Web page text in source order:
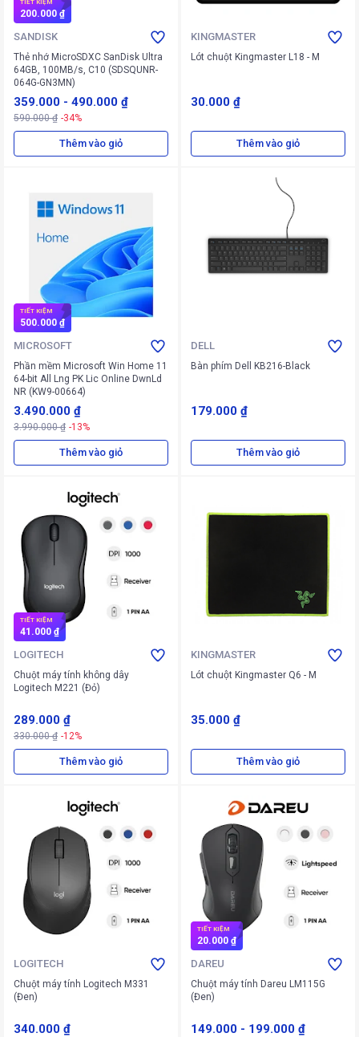
TIẾT KIỆM
200.000 ₫
SANDISK
Thẻ nhớ MicroSDXC SanDisk Ultra
64GB, 100MB/s, C10 (SDSQUNR-
064G-GN3MN)
359.000 - 490.000 ₫
590.000 ₫ -34%
Thêm vào giỏ
KINGMASTER
Lót chuột Kingmaster L18 - M
30.000 ₫
Thêm vào giỏ
TIẾT KIỆM
500.000 ₫
MICROSOFT
Phần mềm Microsoft Win Home 11
64-bit All Lng PK Lic Online DwnLd
NR (KW9-00664)
3.490.000 ₫
3.990.000 ₫ -13%
Thêm vào giỏ
DELL
Bàn phím Dell KB216-Black
179.000 ₫
Thêm vào giỏ
TIẾT KIỆM
41.000 ₫
LOGITECH
Chuột máy tính không dây
Logitech M221 (Đỏ)
289.000 ₫
330.000 ₫ -12%
Thêm vào giỏ
KINGMASTER
Lót chuột Kingmaster Q6 - M
35.000 ₫
Thêm vào giỏ
LOGITECH
Chuột máy tính Logitech M331
(Đen)
340.000 ₫
TIẾT KIỆM
20.000 ₫
DAREU
Chuột máy tính Dareu LM115G
(Đen)
149.000 - 199.000 ₫